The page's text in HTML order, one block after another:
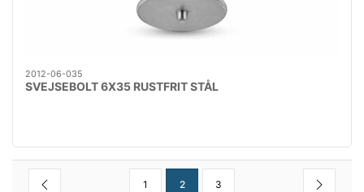
2012-06-035
SVEJSEBOLT 6X35 RUSTFRIT STÅL
1 2 3